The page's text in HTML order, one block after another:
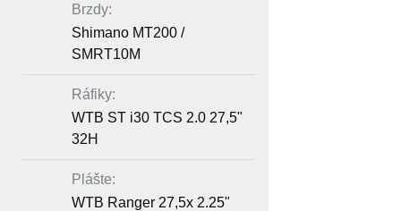
Brzdy:
Shimano MT200 /
SMRT10M
Ráfiky:
WTB ST i30 TCS 2.0 27,5"
32H
Plášte:
WTB Ranger 27,5x 2.25"